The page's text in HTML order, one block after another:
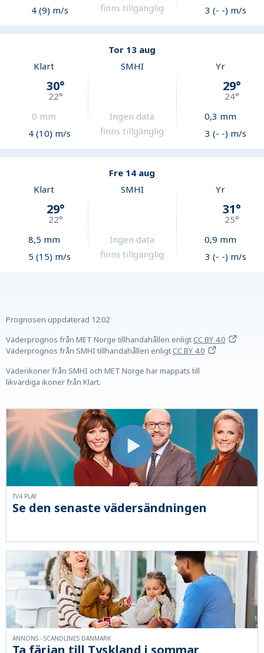
4 (9) m/s
finns tillgänglig
3 (- -) m/s
Tor 13 aug
Klart
30°
22°
0 mm
4 (10) m/s
SMHI
Ingen data
finns tillgänglig
Yr
29°
24°
0,3 mm
3 (- -) m/s
Fre 14 aug
Klart
29°
22°
8,5 mm
5 (15) m/s
SMHI
Ingen data
finns tillgänglig
Yr
31°
25°
0,9 mm
3 (- -) m/s
Prognosen uppdaterad 12:02
Väderprognos från MET Norge tillhandahållen enligtCC BY 4.0
Väderprognos från SMHI tillhandahållen enligtCC BY 4.0
Väderikoner från SMHI och MET Norge har mappats till
likvärdiga ikoner från Klart.
Se den senaste vädersändningen
TV4 PLAY
ANNONS - SCANDLINES DANMARK